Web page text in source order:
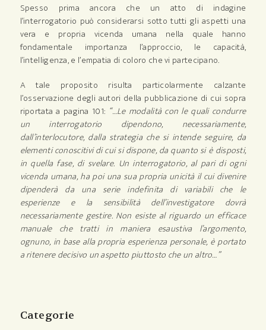
Spesso prima ancora che un atto di indagine
l’interrogatorio può considerarsi sotto tutti gli aspetti una
vera e propria vicenda umana nella quale hanno
fondamentale importanza l’approccio, le capacità,
l’intelligenza, e l’empatia di coloro che vi partecipano.
A tale proposito risulta particolarmente calzante
l’osservazione degli autori della pubblicazione di cui sopra
riportata a pagina 101: “…Le modalità con le quali condurre
un interrogatorio dipendono, necessariamente,
dall’interlocutore, dalla strategia che si intende seguire, da
elementi conoscitivi di cui si dispone, da quanto si è disposti,
in quella fase, di svelare. Un interrogatorio, al pari di ogni
vicenda umana, ha poi una sua propria unicità il cui divenire
dipenderà da una serie indefinita di variabili che le
esperienze e la sensibilità dell’investigatore dovrà
necessariamente gestire. Non esiste al riguardo un efficace
manuale che tratti in maniera esaustiva l’argomento,
ognuno, in base alla propria esperienza personale, è portato
a ritenere decisivo un aspetto piuttosto che un altro…”
Categorie